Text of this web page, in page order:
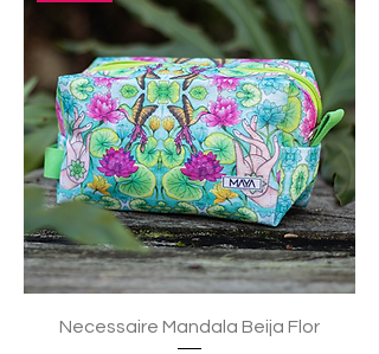
Necessaire Mandala Beija Flor